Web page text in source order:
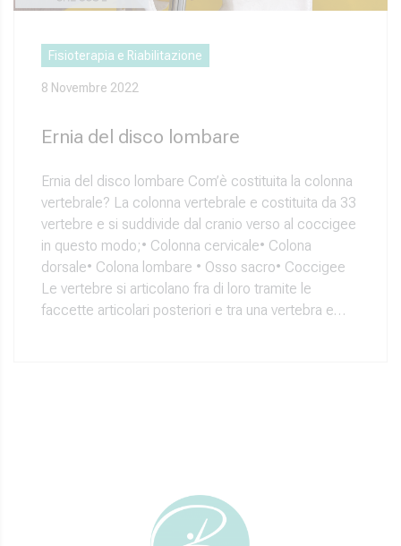
Fisioterapia e Riabilitazione
8 Novembre 2022
Ernia del disco lombare
Ernia del disco lombare Com’è costituita la colonna
vertebrale? La colonna vertebrale e costituita da 33
vertebre e si suddivide dal cranio verso al coccigee
in questo modo;• Colonna cervicale• Colona
dorsale• Colona lombare • Osso sacro• Coccigee
Le vertebre si articolano fra di loro tramite le
faccette articolari posteriori e tra una vertebra e…